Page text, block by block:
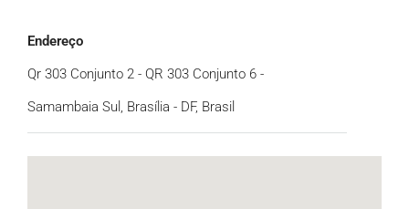
Endereço
Qr 303 Conjunto 2 - QR 303 Conjunto 6 -
Samambaia Sul, Brasília - DF, Brasil